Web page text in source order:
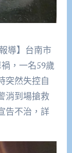
導】 台南市
，一名59歲
突然失控自
消到場搶救
告不治，詳